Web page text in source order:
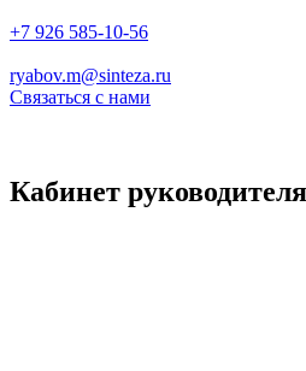
+7 926 585-10-56
ryabov.m@sinteza.ru
Связаться с нами
Кабинет